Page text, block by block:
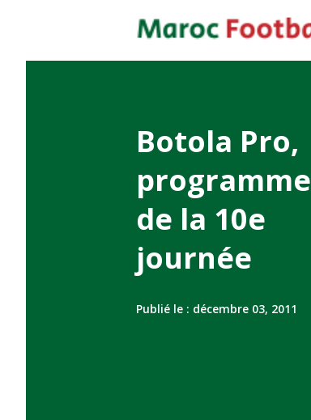
Botola Pro,
programme
de la 10e
journée
Publié le : décembre 03, 2011